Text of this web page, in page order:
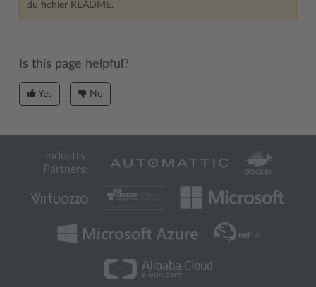
du fichier README.
Is this page helpful?
Yes No
Industry
Partners: